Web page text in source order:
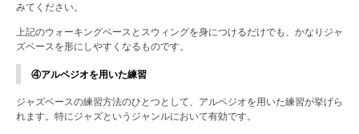
みてください。
上記のウォーキングベースとスウィングを身につけるだけでも、かなりジャ
ズベースを形にしやすくなるものです。
④アルペジオを用いた練習
ジャズベースの練習方法のひとつとして、アルペジオを用いた練習が挙げら
れます。特にジャズというジャンルにおいて有効です。